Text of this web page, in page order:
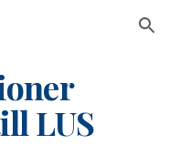
Skip to navigation
LUS